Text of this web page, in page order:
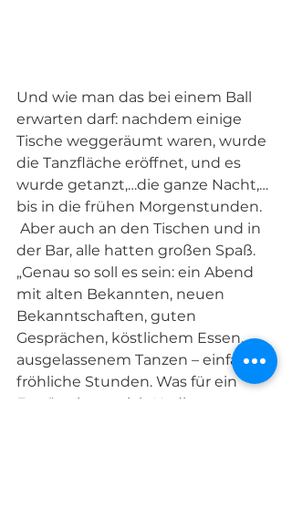
Und wie man das bei einem Ball
erwarten darf: nachdem einige
Tische weggeräumt waren, wurde
die Tanzfläche eröffnet, und es
wurde getanzt,…die ganze Nacht,…
bis in die frühen Morgenstunden.
Aber auch an den Tischen und in
der Bar, alle hatten großen Spaß.
„Genau so soll es sein: ein Abend
mit alten Bekannten, neuen
Bekanntschaften, guten
Gesprächen, köstlichem Essen,
ausgelassenem Tanzen – einfach
fröhliche Stunden. Was für ein
Fest“, zeigten sich Nadine